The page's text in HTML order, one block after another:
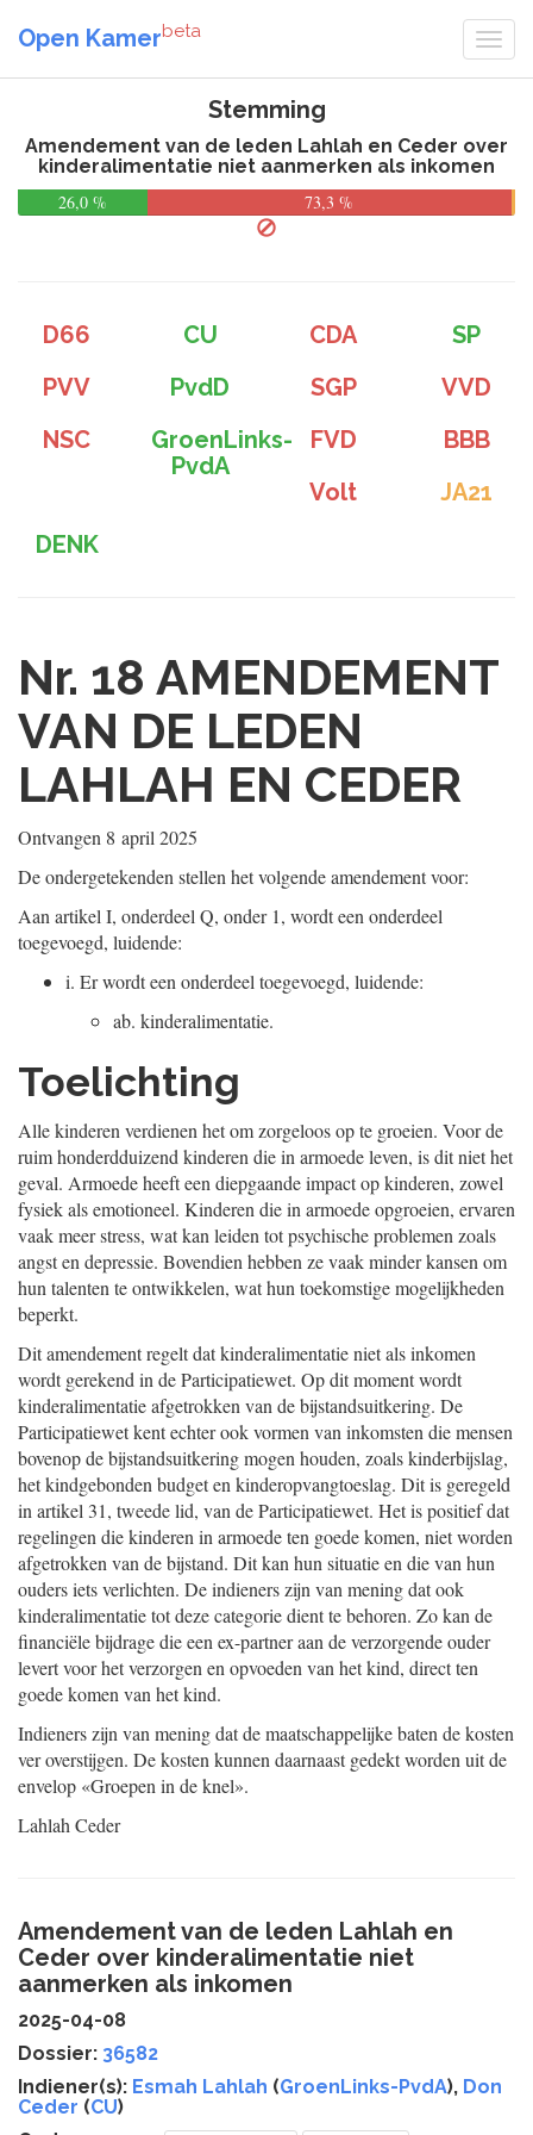
Open Kamerbeta
Stemming
Amendement van de leden Lahlah en Ceder over
kinderalimentatie niet aanmerken als inkomen
26,0 %
73,3 %
D66 CU CDA
SP
PVV
PvdD SGP
VVD
NSC
GroenLinks-
PvdA
FVD
BBB
Volt
JA21
DENK
Nr. 18 AMENDEMENT
VAN DE LEDEN
LAHLAH EN CEDER
Ontvangen 8 april 2025
De ondergetekenden stellen het volgende amendement voor:
Aan artikel I, onderdeel Q, onder 1, wordt een onderdeel
toegevoegd, luidende:
i. Er wordt een onderdeel toegevoegd, luidende:
ab. kinderalimentatie.
Toelichting
Alle kinderen verdienen het om zorgeloos op te groeien. Voor de
ruim honderdduizend kinderen die in armoede leven, is dit niet het
geval. Armoede heeft een diepgaande impact op kinderen, zowel
fysiek als emotioneel. Kinderen die in armoede opgroeien, ervaren
vaak meer stress, wat kan leiden tot psychische problemen zoals
angst en depressie. Bovendien hebben ze vaak minder kansen om
hun talenten te ontwikkelen, wat hun toekomstige mogelijkheden
beperkt.
Dit amendement regelt dat kinderalimentatie niet als inkomen
wordt gerekend in de Participatiewet. Op dit moment wordt
kinderalimentatie afgetrokken van de bijstandsuitkering. De
Participatiewet kent echter ook vormen van inkomsten die mensen
bovenop de bijstandsuitkering mogen houden, zoals kinderbijslag,
het kindgebonden budget en kinderopvangtoeslag. Dit is geregeld
in artikel 31, tweede lid, van de Participatiewet. Het is positief dat
regelingen die kinderen in armoede ten goede komen, niet worden
afgetrokken van de bijstand. Dit kan hun situatie en die van hun
ouders iets verlichten. De indieners zijn van mening dat ook
kinderalimentatie tot deze categorie dient te behoren. Zo kan de
financiële bijdrage die een ex-partner aan de verzorgende ouder
levert voor het verzorgen en opvoeden van het kind, direct ten
goede komen van het kind.
Indieners zijn van mening dat de maatschappelijke baten de kosten
ver overstijgen. De kosten kunnen daarnaast gedekt worden uit de
envelop «Groepen in de knel».
Lahlah Ceder
Amendement van de leden Lahlah en
Ceder over kinderalimentatie niet
aanmerken als inkomen
2025-04-08
Dossier: 36582
Indiener(s): Esmah Lahlah (GroenLinks-PvdA), Don
Ceder (CU)